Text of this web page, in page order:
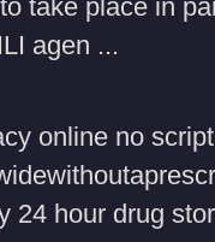
take place in
agen ...
online no
24 hour drug